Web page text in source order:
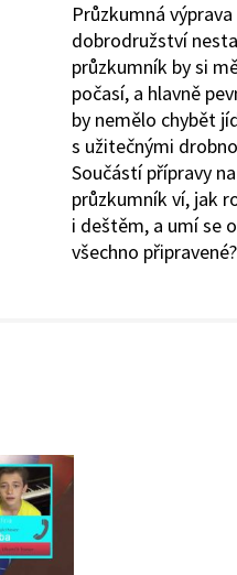
Průzkumná
dobrodružství
průzkumník by si
počasí, a hlavně
by nemělo chybět
s užitečnými
Součástí přípravy
průzkumník ví, jak
i deštěm, a umí se
všechno